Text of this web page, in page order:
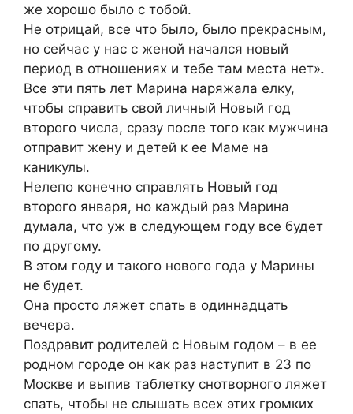
же хорошо было с тобой.
Не отрицай, все что было, было прекрасным,
но сейчас у нас с женой начался новый
период в отношениях и тебе там места нет».
Все эти пять лет Марина наряжала елку,
чтобы справить свой личный Новый год
второго числа, сразу после того как мужчина
отправит жену и детей к ее Маме на
каникулы.
Нелепо конечно справлять Новый год
второго января, но каждый раз Марина
думала, что уж в следующем году все будет
по другому.
В этом году и такого нового года у Марины
не будет.
Она просто ляжет спать в одиннадцать
вечера.
Поздравит родителей с Новым годом – в ее
родном городе он как раз наступит в 23 по
Москве и выпив таблетку снотворного ляжет
спать, чтобы не слышать всех этих громких